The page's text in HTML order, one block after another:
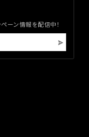
ーン情報を配信中！